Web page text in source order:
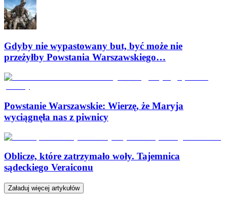
Gdyby nie wypastowany but, być może nie
przeżyłby Powstania Warszawskiego…
Powstanie Warszawskie: Wierzę, że Maryja
wyciągnęła nas z piwnicy
Oblicze, które zatrzymało woły. Tajemnica
sądeckiego Veraiconu
Załaduj więcej artykułów